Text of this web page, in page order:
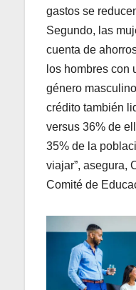
gastos se
Segundo, las
cuenta de
los hombres con
género
crédito también
versus 36% de
35% de la
viajar”, asegura,
Comité de